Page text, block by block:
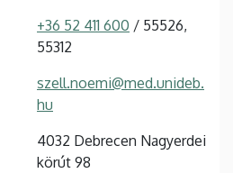
+36 52 411 600 / 55526,
55312
szell.noemi@med.unideb.
hu
4032 Debrecen Nagyerdei
körút 98